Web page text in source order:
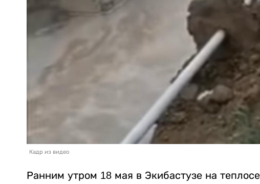
Кадр из видео
Ранним утром 18 мая в Экибастузе на